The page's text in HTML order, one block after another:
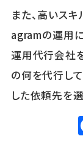
また、高いス
agramの運用
運用代行会社
の何を代行し
した依頼先を